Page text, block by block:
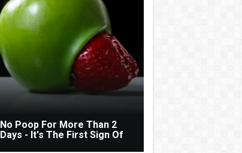
No Poop For More Than 2
Days - It's The First Sign Of